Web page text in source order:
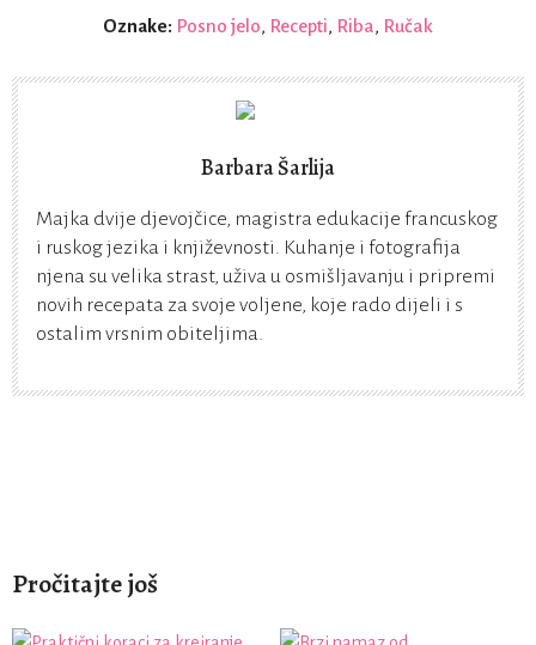
Oznake: Posno jelo, Recepti, Riba, Ručak
Barbara Šarlija
Majka dvije djevojčice, magistra edukacije francuskog
i ruskog jezika i književnosti. Kuhanje i fotografija
njena su velika strast, uživa u osmišljavanju i pripremi
novih recepata za svoje voljene, koje rado dijeli i s
ostalim vrsnim obiteljima.
Pročitajte još